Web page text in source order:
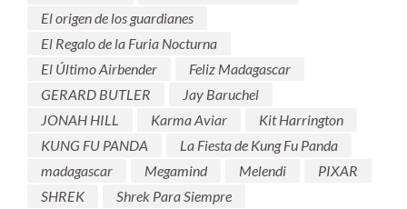
El origen de los guardianes
El Regalo de la Furia Nocturna
El Último Airbender
Feliz Madagascar
GERARD BUTLER
Jay Baruchel
JONAH HILL
Karma Aviar
Kit Harrington
KUNG FU PANDA
La Fiesta de Kung Fu Panda
madagascar
Megamind Melendi
PIXAR
SHREK
Shrek Para Siempre